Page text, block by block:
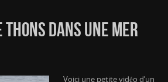
THONS DANS UNE MER
Voici une petite vidéo d’un